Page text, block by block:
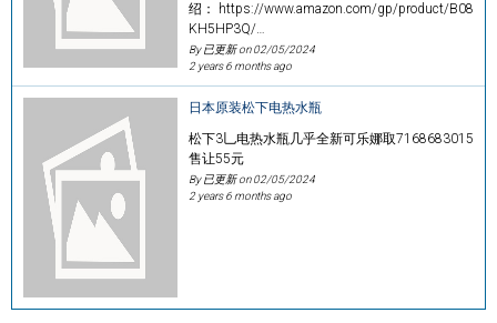
绍： https://www.amazon.com/gp/product/B08
KH5HP3Q/…
By 已更新 on02/05/2024
2 years 6 months ago
日本原装松下电热水瓶
松下3乚电热水瓶几乎全新可乐娜取7168683015
售让55元
By 已更新 on02/05/2024
2 years 6 months ago